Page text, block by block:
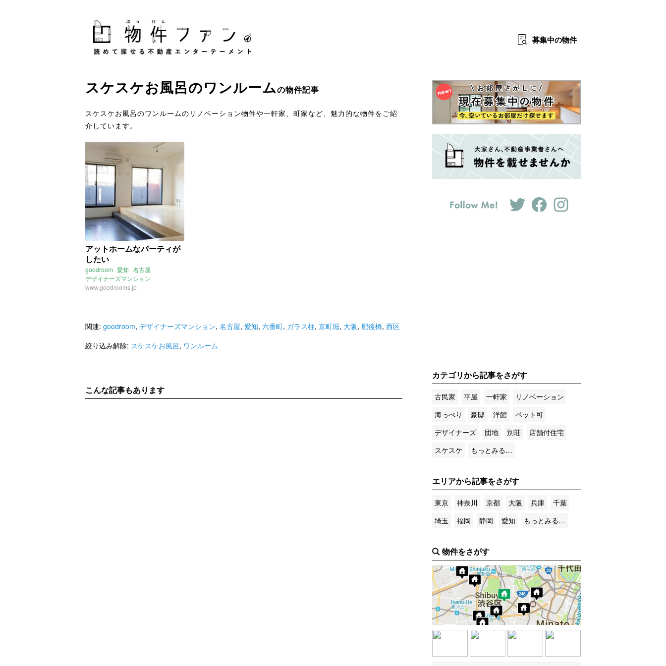
募集中の物件
スケスケお風呂のワンルームの物件記事
スケスケお風呂のワンルームのリノベーション物件や一軒家、町家など、魅力的な物件をご紹
介しています。
アットホームなパーティが
したい
goodroom 愛知 名古屋
デザイナーズマンション
スケスケお風呂 ワンルーム
www.goodrooms.jp
関連: goodroom, デザイナーズマンション, 名古屋, 愛知, 六番町, ガラス柱, 京町堀, 大阪, 肥後橋, 西区
絞り込み解除: スケスケお風呂, ワンルーム
こんな記事もあります
カテゴリから記事をさがす
古民家 平屋 一軒家
リノベーション
海っぺり
豪邸 洋館
ペット可
デザイナーズ
団地 別荘
店舗付住宅
スケスケ
もっとみる…
エリアから記事をさがす
東京 神奈川 京都 大阪 兵庫
千葉
埼玉
福岡 静岡 愛知 もっとみる…
物件をさがす